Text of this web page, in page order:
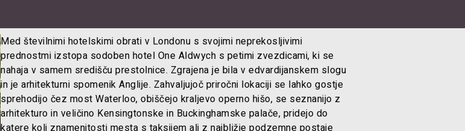
Med številnimi hotelskimi obrati v Londonu s svojimi neprekosljivimi
prednostmi izstopa sodoben hotel One Aldwych s petimi zvezdicami, ki se
nahaja v samem središču prestolnice. Zgrajena je bila v edvardijanskem slogu
in je arhitekturni spomenik Anglije. Zahvaljujoč priročni lokaciji se lahko gostje
sprehodijo čez most Waterloo, obiščejo kraljevo operno hišo, se seznanijo z
arhitekturo in veličino Kensingtonske in Buckinghamske palače, pridejo do
katere koli znamenitosti mesta s taksijem ali z najbližje podzemne postaje